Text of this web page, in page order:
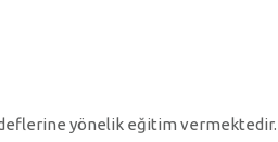
yönelik eğitim vermektedir.